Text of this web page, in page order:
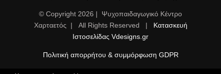
© Copyright 2026 | Ψυχοπαιδαγωγικό Κέντρο
Χαρταετός | All Rights Reserved | Κατασκευή
Ιστοσελίδας Vdesigns.gr
Πολιτική απορρήτου & συμμόρφωση GDPR